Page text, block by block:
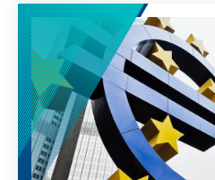
grundlegende Reform
rechtlichen Rundfunks
seinen weiteren
Papier liefert einen
Historie und zum Status
Anregungen für ein
Update“ zur Anpassung
Zeitalter.